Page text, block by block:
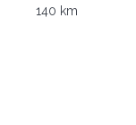
140 km